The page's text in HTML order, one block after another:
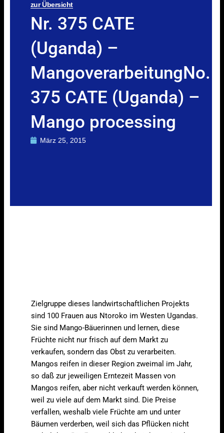
zur Übersicht
Nr. 375 CATE
(Uganda) –
MangoverarbeitungNo.
375 CATE (Uganda) –
Mango processing
März 25, 2015
Zielgruppe dieses landwirtschaftlichen Projekts
sind 100 Frauen aus Ntoroko im Westen Ugandas.
Sie sind Mango-Bäuerinnen und lernen, diese
Früchte nicht nur frisch auf dem Markt zu
verkaufen, sondern das Obst zu verarbeiten.
Mangos reifen in dieser Region zweimal im Jahr,
so daß zur jeweiligen Erntezeit Massen von
Mangos reifen, aber nicht verkauft werden können,
weil zu viele auf dem Markt sind. Die Preise
verfallen, weshalb viele Früchte am und unter
Bäumen verderben, weil sich das Pflücken nicht